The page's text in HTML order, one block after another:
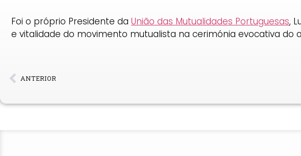
Foi o próprio Presidente da União das Mutualidades Portuguesas,
e vitalidade do movimento mutualista na cerimónia evocativa do
ANTERIOR